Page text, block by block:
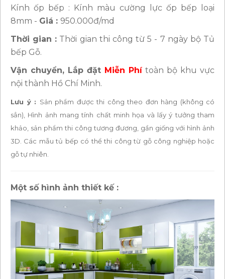
Kính ốp bếp : Kính màu cường lực ốp bếp loại
8mm - Giá : 950.000đ/md
Thời gian : Thời gian thi công từ 5 - 7 ngày bộ Tủ
bếp Gỗ.
Vận chuyển, Lắp đặt Miễn Phítoàn bộ khu vực
nội thành Hồ Chí Minh.
Lưu ý : Sản phẩm được thi công theo đơn hàng (không có
sẳn), Hình ảnh mang tính chất minh họa và lấy ý tưởng tham
khảo, sản phẩm thi công tương đương, gần giống với hình ảnh
3D. Các mẫu tủ bếp có thể thi công từ gỗ công nghiệp hoặc
gỗ tự nhiên.
Một số hình ảnh thiết kế :